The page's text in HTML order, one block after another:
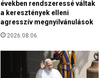
években rendszeressé váltak
a keresztények elleni
agresszív megnyilvánulások
2026.08.06.